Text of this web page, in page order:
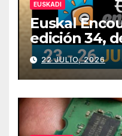
EUSKADI
Euskal
edición 34,
julio
22 JULIO, 2026